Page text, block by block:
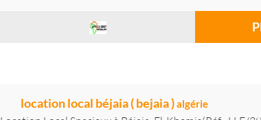
location local béjaia ( bejaia )algérie